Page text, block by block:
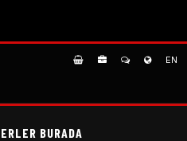
EN
BURADA